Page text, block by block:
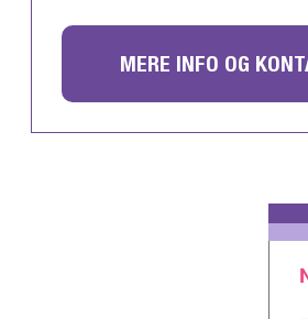
MERE INFO OG